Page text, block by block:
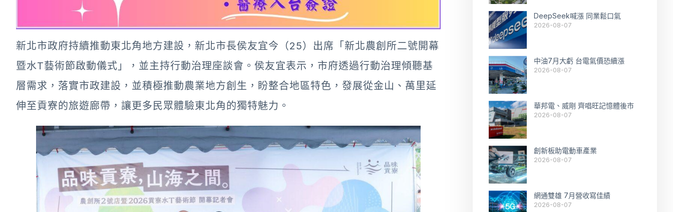
新北市政府持續推動東北角地方建設，新北市長侯友宜今（25）出席「新北農創所二號開幕
暨水T藝術節啟動儀式」，並主持行動治理座談會。侯友宜表示，市府透過行動治理傾聽基
層需求，落實市政建設，並積極推動農業地方創生，盼整合地區特色，發展從金山、萬里延
伸至貢寮的旅遊廊帶，讓更多民眾體驗東北角的獨特魅力。
DeepSeek喊漲 同業鬆口氣
2026-08-07
中油7月大虧 台電氣價恐續漲
2026-08-07
華邦電、威剛 齊唱旺記憶體後市
2026-08-07
創新板助電動車產業
2026-08-07
網通雙雄 7月營收寫佳績
2026-08-07